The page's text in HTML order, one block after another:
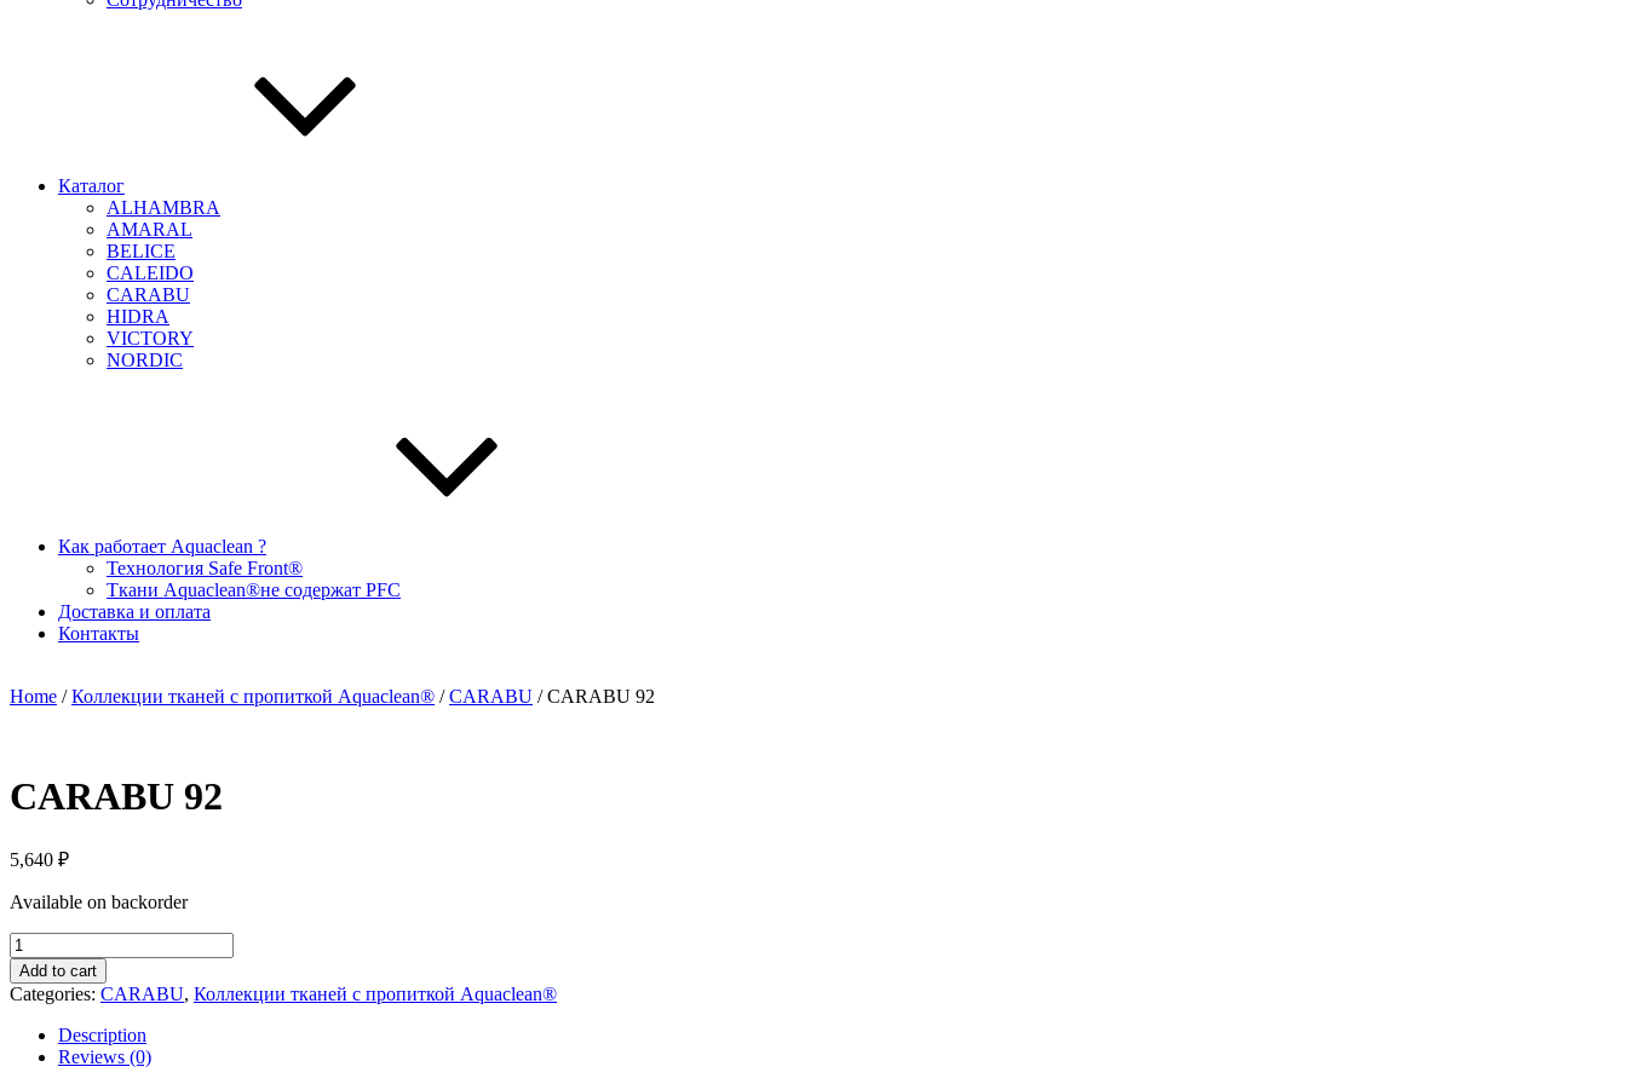
Каталог
ALHAMBRA
AMARAL
BELICE
CALEIDO
CARABU
HIDRA
VICTORY
NORDIC
Как работает Aquaclean ?
Технология Safe Front®
Ткани Aquaclean®не содержат PFC
Доставка и оплата
Контакты
Home /Коллекции тканей с пропиткой Aquaclean® /CARABU / CARABU 92
CARABU 92
5,640 ₽
Available on backorder
CARABU
92
quantity
Add to cart
Categories: CARABU, Коллекции тканей с пропиткой Aquaclean®
Description
Reviews (0)